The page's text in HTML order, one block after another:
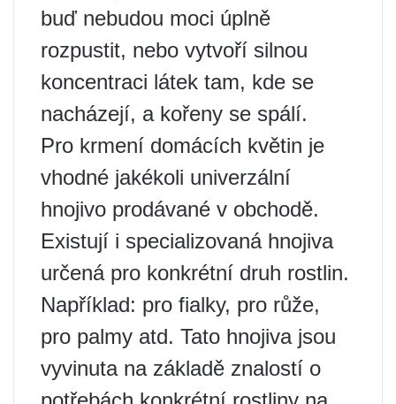
buď nebudou moci úplně
rozpustit, nebo vytvoří silnou
koncentraci látek tam, kde se
nacházejí, a kořeny se spálí.
Pro krmení domácích květin je
vhodné jakékoli univerzální
hnojivo prodávané v obchodě.
Existují i ​​specializovaná hnojiva
určená pro konkrétní druh rostlin.
Například: pro fialky, pro růže,
pro palmy atd. Tato hnojiva jsou
vyvinuta na základě znalostí o